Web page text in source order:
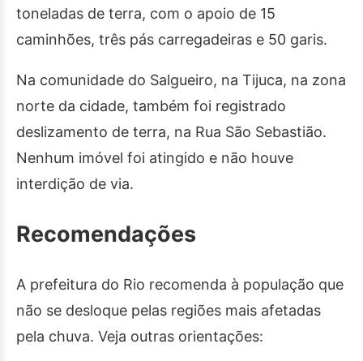
toneladas de terra, com o apoio de 15
caminhões, três pás carregadeiras e 50 garis.
Na comunidade do Salgueiro, na Tijuca, na zona
norte da cidade, também foi registrado
deslizamento de terra, na Rua São Sebastião.
Nenhum imóvel foi atingido e não houve
interdição de via.
Recomendações
A prefeitura do Rio recomenda à população que
não se desloque pelas regiões mais afetadas
pela chuva. Veja outras orientações: